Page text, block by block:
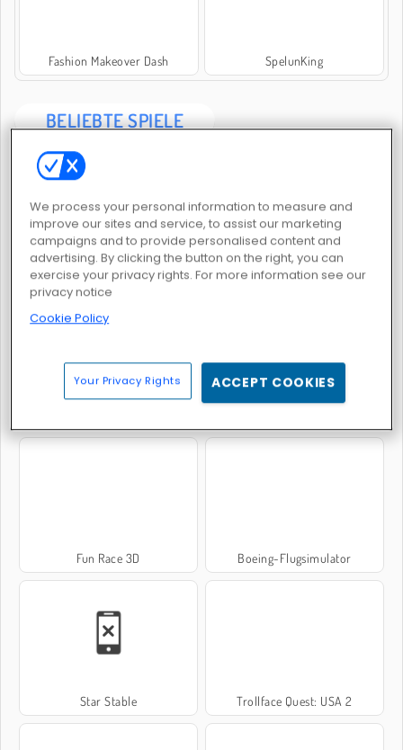
Fashion Makeover Dash SpelunKing
BELIEBTE SPIELE
Castle Craft: Merge Quest My Castle: Merge and Story
Fun Race 3D Boeing-Flugsimulator
Star Stable Trollface Quest: USA 2
We process your personal information to measure and
improve our sites and service, to assist our marketing
campaigns and to provide personalised content and
advertising. By clicking the button on the right, you can
exercise your privacy rights. For more information see our
privacy notice
Cookie Policy
Your Privacy Rights ACCEPT COOKIES